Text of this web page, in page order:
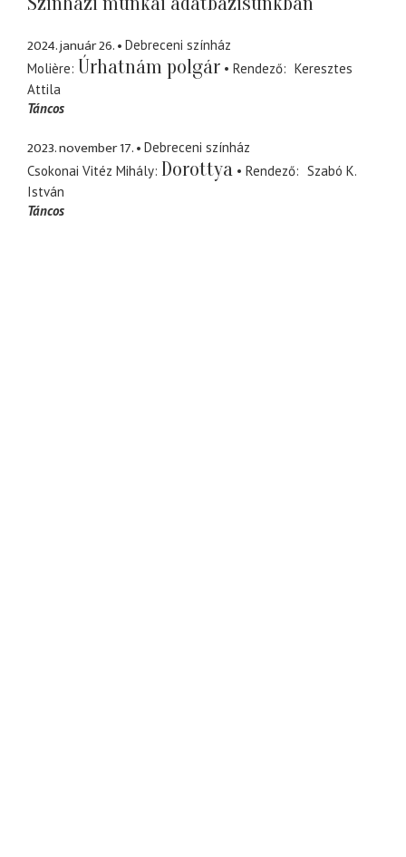
2024. január 26.
Debreceni színház
Molière Úrhatnám polgár Rendező
Keresztes
Attila
Táncos
2023. november 17.
Debreceni színház
Csokonai Vitéz Mihály Dorottya Rendező
Szabó K.
István
Táncos